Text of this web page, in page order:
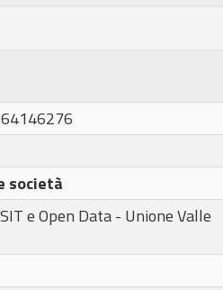
società
e Open Data - Unione Valle